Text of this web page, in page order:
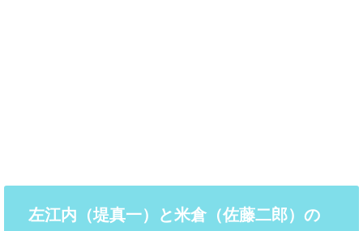
左江内（堤真一）と米倉（佐藤二郎）の